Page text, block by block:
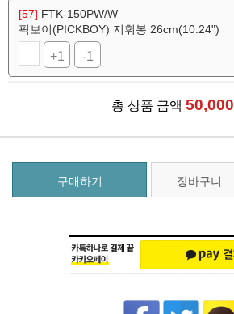
[57] FTK-150PW/W
픽보이(PICKBOY) 지휘봉 26cm(10.24")
+1 -1
총 상품 금액 50,000
구매하기 장바구니